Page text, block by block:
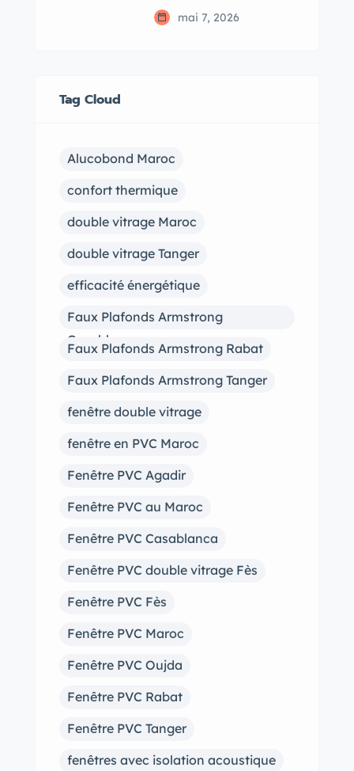
mai 7, 2026
Tag Cloud
Alucobond Maroc
confort thermique
double vitrage Maroc
double vitrage Tanger
efficacité énergétique
Faux Plafonds Armstrong
Casablanca
Faux Plafonds Armstrong Rabat
Faux Plafonds Armstrong Tanger
fenêtre double vitrage
fenêtre en PVC Maroc
Fenêtre PVC Agadir
Fenêtre PVC au Maroc
Fenêtre PVC Casablanca
Fenêtre PVC double vitrage Fès
Fenêtre PVC Fès
Fenêtre PVC Maroc
Fenêtre PVC Oujda
Fenêtre PVC Rabat
Fenêtre PVC Tanger
fenêtres avec isolation acoustique